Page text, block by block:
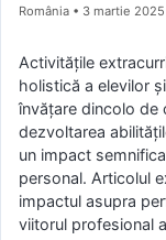
România
3 martie 2025
Activitățile
holistică a elevilor
învățare dincolo de
dezvoltarea
un impact
personal. Articolul
impactul asupra
viitorul profesional